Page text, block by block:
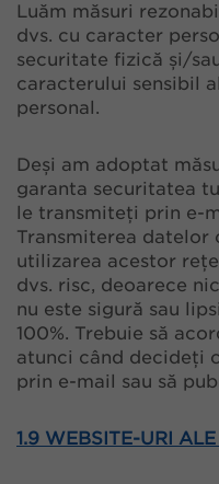
Luăm măsuri
dvs. cu caracter
securitate fizică și/
caracterului sensibil
personal.
Deși am adoptat
garanta securitatea
le transmiteți prin e-
Transmiterea datelor
utilizarea acestor
dvs. risc, deoarece
nu este sigură sau
100%. Trebuie să
atunci când decideți
prin e-mail sau să
1.9 WEBSITE-URI